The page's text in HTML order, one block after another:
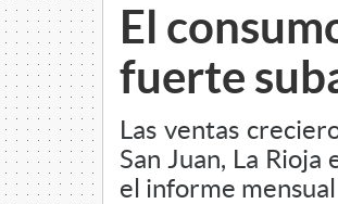
El
fuerte
Las ventas
San Juan, La
el informe